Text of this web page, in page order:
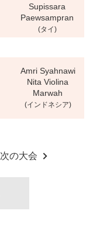
Supissara
Paewsampran
(タイ)
Amri Syahnawi
Nita Violina
Marwah
(インドネシア)
次の大会